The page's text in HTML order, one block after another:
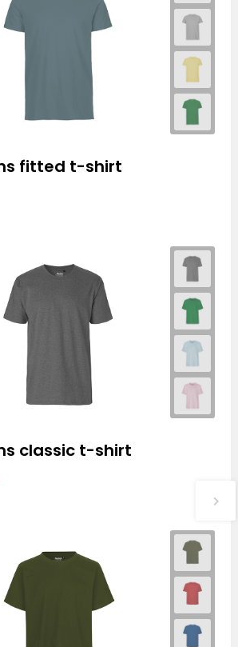
fitted t-shirt
classic t-shirt